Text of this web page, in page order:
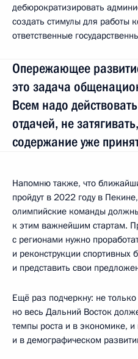
дебюрократизировать
создать стимулы для работы
ответственные
Опережающее
это задача
Всем надо
отдачей, не
содержание уже
Напомню также, что
пройдут в 2022 году в
олимпийские команды
к этим важнейшим стартам.
с регионами нужно
и реконструкции спортивных
и представить свои
Ещё раз подчеркну: не
но весь Дальний Восток
темпы роста и в экономике,
и в демографическом